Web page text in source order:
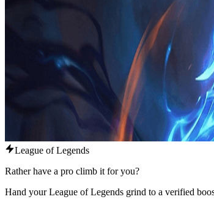
League of Legends
Rather have a pro climb it for you?
Hand your League of Legends grind to a verified